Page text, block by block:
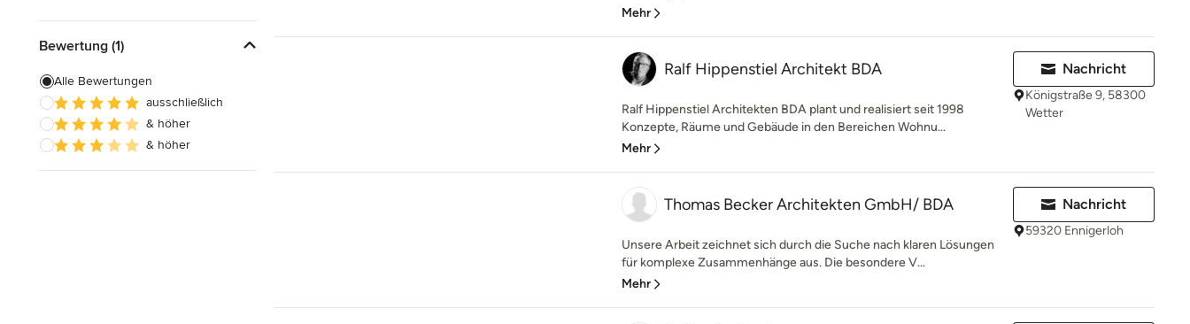
Garagenbau
Nachhaltiges Bauen
Hausanbau
Hauserweiterungen
Bewertung (1)
Alle Bewertungen
ausschließlich
& höher
& höher
Mehr
Ralf Hippenstiel Architekt BDA
Ralf Hippenstiel Architekten BDA plant und realisiert seit 1998
Konzepte, Räume und Gebäude in den Bereichen Wohnu...
Mehr
Nachricht
Königstraße 9, 58300
Wetter
Thomas Becker Architekten GmbH/ BDA
Unsere Arbeit zeichnet sich durch die Suche nach klaren Lösungen
für komplexe Zusammenhänge aus. Die besondere V...
Mehr
Nachricht
59320 Ennigerloh